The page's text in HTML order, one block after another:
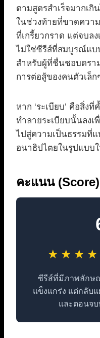
ตามสูตรสำเร็จมากเกิ
ในช่วงท้ายที่ขาดควา
ที่เกรี้ยวกราด แต่จบล
ไม่ใช่ซีรีส์ที่สมบูรณ์แบ
สำหรับผู้ที่ชื่นชอบดรา
การต่อสู้ของคนตัวเล็
หาก ‘ระเบียบ’ คือสิ่ง
ทำลายระเบียบนั้นลง
ไปสู่ความเป็นธรรมที่แ
อนาธิปไตยในรูปแบบ
คะแนน (Score)
ซีรีส์ที่มีภาพลักษ
แข็งแกร่ง แต่กลับ
และตอนจ